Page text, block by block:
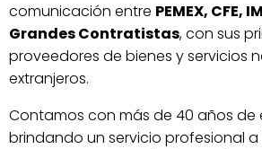
comunicación entre PEMEX, CFE,
Grandes Contratistas, con sus
proveedores de bienes y servicios
extranjeros.
Contamos con más de 40 años de
brindando un servicio profesional a